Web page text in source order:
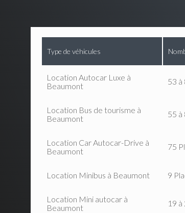
Type de véhicules
Location Autocar Luxe à
Beaumont
53 à
Location Bus de tourisme à
Beaumont
55 à
Location Car Autocar-Drive à
Beaumont
75
Location Minibus à Beaumont 9
Location Mini autocar à
Beaumont
19 à